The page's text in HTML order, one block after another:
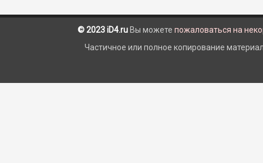
© 2023 iD4.ru Вы можете пожаловаться на
Частичное или полное копирование